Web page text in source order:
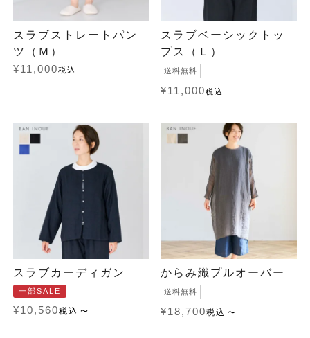
スラブストレートパン
ツ（Ｍ）
¥11,000税込
スラブベーシックトッ
プス（Ｌ）
送料無料
¥11,000税込
スラブカーディガン
一部SALE
¥10,560税込 〜
からみ織プルオーバー
送料無料
¥18,700税込 〜